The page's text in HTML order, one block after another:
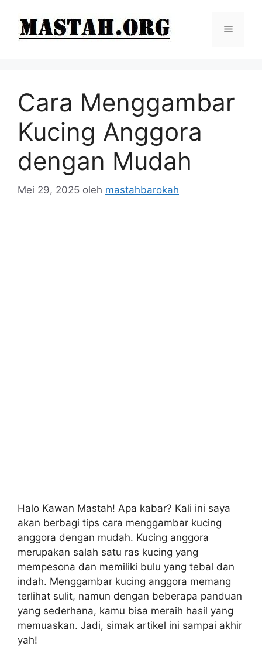
Menu
Cara Menggambar
Kucing Anggora
dengan Mudah
Mei 29, 2025 oleh mastahbarokah
Halo Kawan Mastah! Apa kabar? Kali ini saya
akan berbagi tips cara menggambar kucing
anggora dengan mudah. Kucing anggora
merupakan salah satu ras kucing yang
mempesona dan memiliki bulu yang tebal dan
indah. Menggambar kucing anggora memang
terlihat sulit, namun dengan beberapa panduan
yang sederhana, kamu bisa meraih hasil yang
memuaskan. Jadi, simak artikel ini sampai akhir
yah!